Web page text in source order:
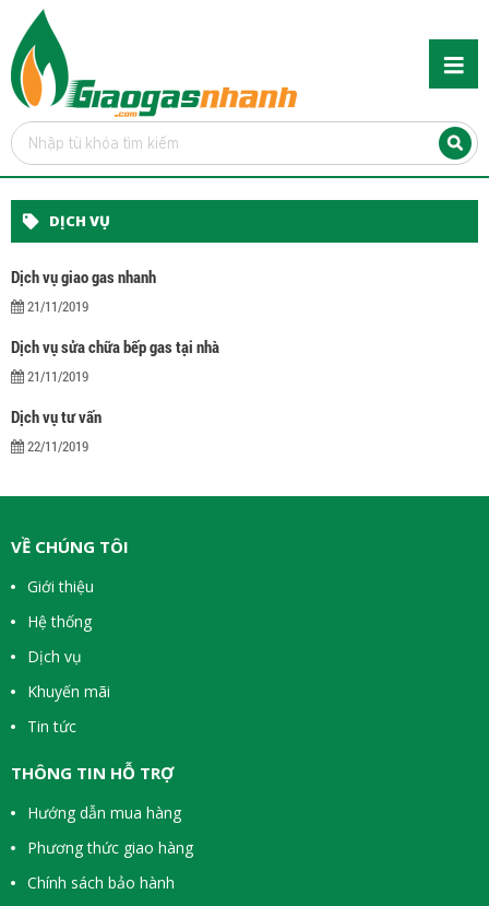
DỊCH VỤ
Dịch vụ giao gas nhanh
21/11/2019
Dịch vụ sửa chữa bếp gas tại nhà
21/11/2019
Dịch vụ tư vấn
22/11/2019
VỀ CHÚNG TÔI
Giới thiệu
Hệ thống
Dịch vụ
Khuyến mãi
Tin tức
THÔNG TIN HỖ TRỢ
Hướng dẫn mua hàng
Phương thức giao hàng
Chính sách bảo hành